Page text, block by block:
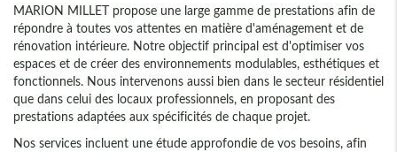
MARION MILLET propose une large gamme de prestations afin de
répondre à toutes vos attentes en matière d'aménagement et de
rénovation intérieure. Notre objectif principal est d'optimiser vos
espaces et de créer des environnements modulables, esthétiques et
fonctionnels. Nous intervenons aussi bien dans le secteur résidentiel
que dans celui des locaux professionnels, en proposant des
prestations adaptées aux spécificités de chaque projet.
Nos services incluent une étude approfondie de vos besoins, afin